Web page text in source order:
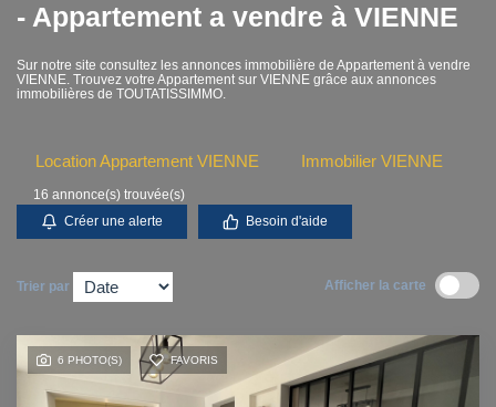
Estimation
Contact
Accès clients
- Appartement a vendre à VIENNE
Sur notre site consultez les annonces immobilière de Appartement à vendre
VIENNE. Trouvez votre Appartement sur VIENNE grâce aux annonces
immobilières de TOUTATISSIMMO.
Location Appartement VIENNE Immobilier VIENNE
16 annonce(s) trouvée(s)
Créer une alerte
Besoin d'aide
Trier par Afficher la carte
6 PHOTO(S) FAVORIS